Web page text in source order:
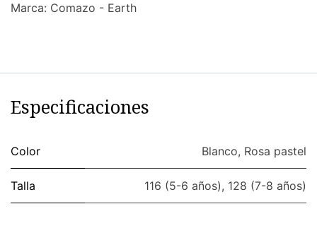
Marca: Comazo - Earth
Especificaciones
Color Blanco, Rosa pastel
Talla 116 (5-6 años), 128 (7-8 años)